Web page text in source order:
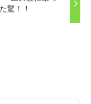
驚！！